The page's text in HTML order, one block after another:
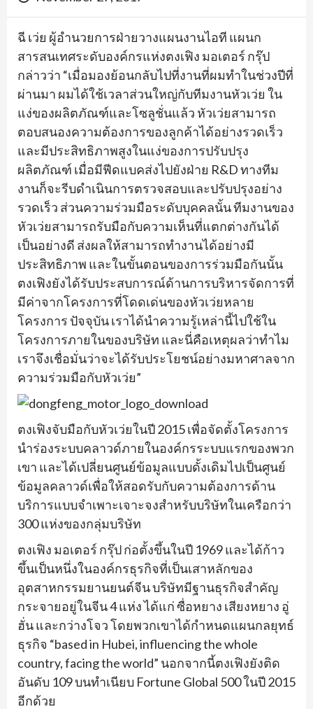
ฉี เว่ย ผู้อำนวยการฝ่ายวางแผนงานไอที แผนก
สารสนเทศระดับองค์กรแห่งตงเฟิง มอเตอร์ กรุ๊ป
กล่าวว่า “เมื่อมองย้อนกลับไปที่งานที่ผมทำในช่วงปีที่
ผ่านมา ผมได้ใช้เวลาส่วนใหญ่กับทีมงานหัวเว่ย ใน
แง่ของผลิตภัณฑ์และโซลูชั่นแล้ว หัวเว่ยสามารถ
ตอบสนองความต้องการของลูกค้าได้อย่างรวดเร็ว
และมีประสิทธิภาพสูงในแง่ของการปรับปรุง
ผลิตภัณฑ์ เมื่อมีฟีดแบคส่งไปยังฝ่าย R&D ทางทีม
งานก็จะรีบดำเนินการตรวจสอบและปรับปรุงอย่าง
รวดเร็ว ส่วนความร่วมมือระดับบุคคลนั้น ทีมงานของ
หัวเว่ยสามารถรับมือกับความเห็นที่แตกต่างกันได้
เป็นอย่างดี ส่งผลให้สามารถทำงานได้อย่างมี
ประสิทธิภาพ และในขั้นตอนของการร่วมมือกันนั้น
ตงเฟิงยังได้รับประสบการณ์ด้านการบริหารจัดการที่
มีค่าจากโครงการที่โดดเด่นของหัวเว่ยหลาย
โครงการ ปัจจุบัน เราได้นำความรู้เหล่านี้ไปใช้ใน
โครงการภายในของบริษัท และนี่คือเหตุผลว่าทำไม
เราจึงเชื่อมั่นว่าจะได้รับประโยชน์อย่างมหาศาลจาก
ความร่วมมือกับหัวเว่ย”
ตงเฟิงจับมือกับหัวเว่ยในปี 2015 เพื่อจัดตั้งโครงการ
นำร่องระบบคลาวด์ภายในองค์กรระบบแรกของพวก
เขา และได้เปลี่ยนศูนย์ข้อมูลแบบดั้งเดิมไปเป็นศูนย์
ข้อมูลคลาวด์เพื่อให้สอดรับกับความต้องการด้าน
บริการแบบจำเพาะเจาะจงสำหรับบริษัทในเครือกว่า
300 แห่งของกลุ่มบริษัท
ตงเฟิง มอเตอร์ กรุ๊ป ก่อตั้งขึ้นในปี 1969 และได้ก้าว
ขึ้นเป็นหนึ่งในองค์กรธุรกิจที่เป็นเสาหลักของ
อุตสาหกรรมยานยนต์จีน บริษัทมีฐานธุรกิจสำคัญ
กระจายอยู่ในจีน 4 แห่ง ได้แก่ ซื่อหยาง เสียงหยาง อู่
ฮั่น และกว่างโจว โดยพวกเขาได้กำหนดแผนกลยุทธ์
ธุรกิจ “based in Hubei, influencing the whole
country, facing the world” นอกจากนี้ตงเฟิงยังติด
อันดับ 109 บนทำเนียบ Fortune Global 500 ในปี 2015
อีกด้วย